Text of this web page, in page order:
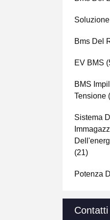
Bms Del
EV BMS
BMS
Tensione
Sistema
(21)
Potenza
Contatti